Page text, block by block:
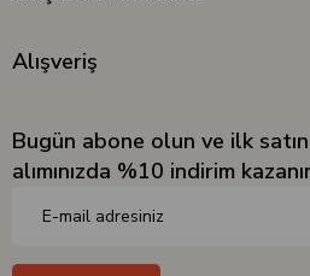
Alışveriş
Bugün abone olun ve ilk satın
alımınızda %10 indirim